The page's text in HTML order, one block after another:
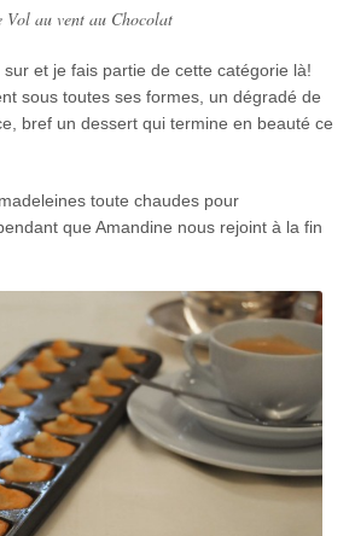
Vol au vent au Chocolat
et je fais partie de cette catégorie là!
sous toutes ses formes, un dégradé de
bref un dessert qui termine en beauté ce
toute chaudes pour
que Amandine nous rejoint à la fin